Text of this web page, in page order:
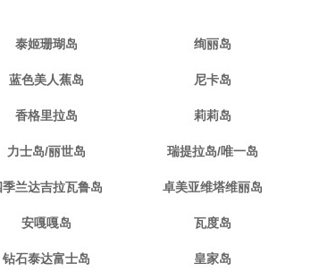
泰姬珊瑚岛 绚丽岛
蓝色美人蕉岛 尼卡岛
香格里拉岛 莉莉岛
力士岛/丽世岛 瑞提拉岛/唯一岛
季兰达吉拉瓦鲁岛 卓美亚维塔维丽岛
安嘎嘎岛 瓦度岛
钻石泰达富士岛 皇家岛